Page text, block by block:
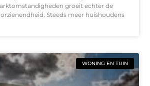
groeit echter de
Steeds meer huishoudens
WONING EN TUIN